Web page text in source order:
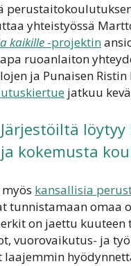
yhteistyössä
kaikille -projektin
ruoanlaiton
ja Punaisen
jatkuu
Järjestöiltä
ja kokemusta
kansallisia
tunnistamaan omaa
on jaettu kuuteen
vuorovaikutus- ja
laajemmin